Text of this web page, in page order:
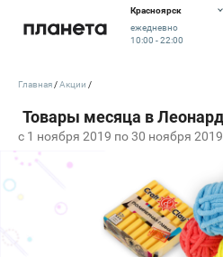
Красноярск
ежедневно
10:00 - 22:00
c 1 ноября 2019 по 30 ноября 2019
Главная Акции